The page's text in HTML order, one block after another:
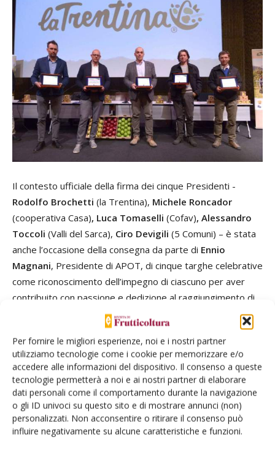
Per fornire le migliori esperienze, noi e i nostri partner
utilizziamo tecnologie come i cookie per memorizzare e/o
accedere alle informazioni del dispositivo. Il consenso a queste
tecnologie permetterà a noi e ai nostri partner di elaborare
dati personali come il comportamento durante la navigazione
o gli ID univoci su questo sito e di mostrare annunci (non)
personalizzati. Non acconsentire o ritirare il consenso può
influire negativamente su alcune caratteristiche e funzioni.
Il contesto ufficiale della firma dei cinque Presidenti -
Rodolfo Brochetti (la Trentina), Michele Roncador
(cooperativa Casa), Luca Tomaselli (Cofav), Alessandro
Toccoli (Valli del Sarca), Ciro Devigili (5 Comuni) – è stata
anche l’occasione della consegna da parte di Ennio
Magnani, Presidente di APOT, di cinque targhe celebrative
come riconoscimento dell’impegno di ciascuno per aver
contribuito con passione e dedizione al raggiungimento di
un traguardo così importante per la frutticoltura trentina.
«Un Trentino unito ha più peso – ha chiosato Magnani – il
merito va agli amministratori delle cooperative che hanno
capito l’esigenza di percorrere questa strada».
Facebook Twitter